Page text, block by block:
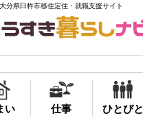
大分県臼杵市移住定住・就職支援サイト
い 仕事 ひとびと